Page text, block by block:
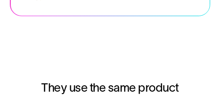
They use the same product